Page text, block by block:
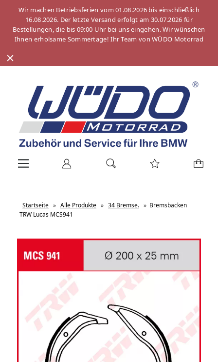
Wir machen Betriebsferien vom 01.08.2026 bis einschließlich
16.08.2026. Der letzte Versand erfolgt am 30.07.2026 für
Bestellungen, die bis 09:00 Uhr bei uns eingehen. Wir wünschen
Ihnen erholsame Sommertage! Ihr Team von WÜDO Motorrad
Startseite » Alle Produkte » 34 Bremse. » Bremsbacken
TRW Lucas MCS941